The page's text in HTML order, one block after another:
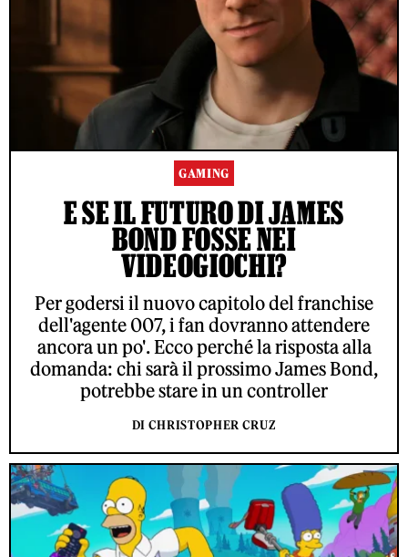
GAMING
E SE IL FUTURO DI JAMES
BOND FOSSE NEI
VIDEOGIOCHI?
Per godersi il nuovo capitolo del franchise
dell'agente 007, i fan dovranno attendere
ancora un po'. Ecco perché la risposta alla
domanda: chi sarà il prossimo James Bond,
potrebbe stare in un controller
DI CHRISTOPHER CRUZ